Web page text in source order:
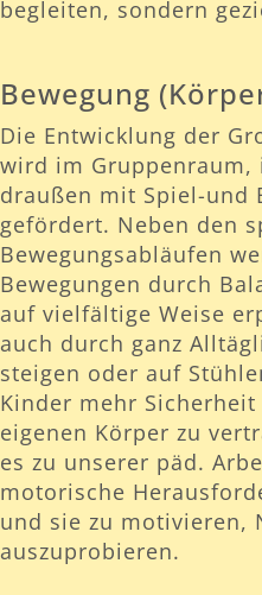
begleiten, sondern
Bewegung
Die Entwicklung der
wird im Gruppenraum,
draußen mit Spiel-und
gefördert. Neben den
Bewegungsabläufen
Bewegungen durch
auf vielfältige Weise
auch durch ganz
steigen oder auf
Kinder mehr
eigenen Körper zu
es zu unserer päd.
motorische
und sie zu motivieren,
auszuprobieren.